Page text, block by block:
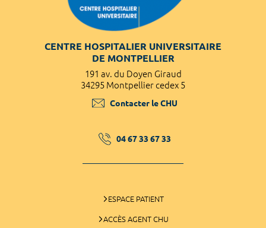
CENTRE HOSPITALIER UNIVERSITAIRE
DE MONTPELLIER
191 av. du Doyen Giraud
34295 Montpellier cedex 5
Contacter le CHU
04 67 33 67 33
ESPACE PATIENT
ACCÈS AGENT CHU